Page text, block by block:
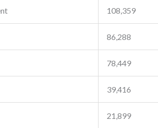
108,359
86,288
78,449
39,416
21,899